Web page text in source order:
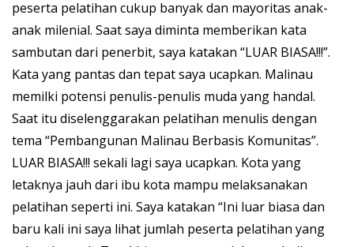
peserta pelatihan cukup banyak dan mayoritas anak-
anak milenial. Saat saya diminta memberikan kata
sambutan dari penerbit, saya katakan “LUAR BIASA!!!”.
Kata yang pantas dan tepat saya ucapkan. Malinau
memilki potensi penulis-penulis muda yang handal.
Saat itu diselenggarakan pelatihan menulis dengan
tema “Pembangunan Malinau Berbasis Komunitas”.
LUAR BIASA!!! sekali lagi saya ucapkan. Kota yang
letaknya jauh dari ibu kota mampu melaksanakan
pelatihan seperti ini. Saya katakan “Ini luar biasa dan
baru kali ini saya lihat jumlah peserta pelatihan yang